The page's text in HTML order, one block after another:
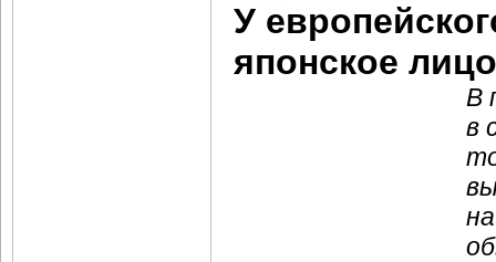
У
японское лицо
В
в